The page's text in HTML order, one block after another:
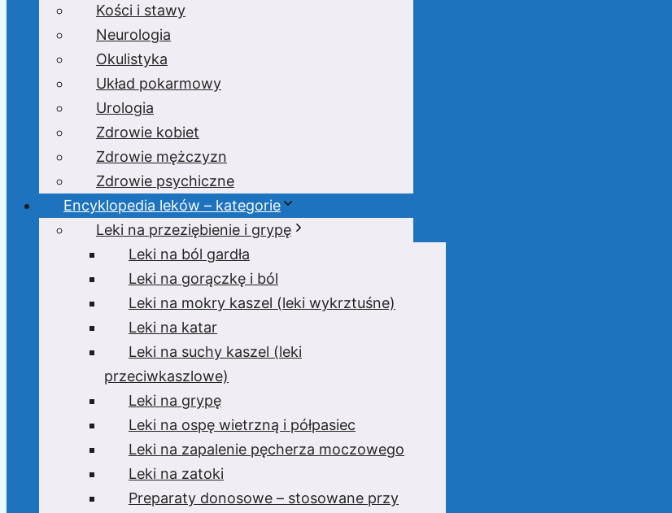
Kości i stawy
Neurologia
Okulistyka
Układ pokarmowy
Urologia
Zdrowie kobiet
Zdrowie mężczyzn
Zdrowie psychiczne
Encyklopedia leków – kategorie
Leki na przeziębienie i grypę
Leki na ból gardła
Leki na gorączkę i ból
Leki na mokry kaszel (leki wykrztuśne)
Leki na katar
Leki na suchy kaszel (leki
przeciwkaszlowe)
Leki na grypę
Leki na ospę wietrzną i półpasiec
Leki na zapalenie pęcherza moczowego
Leki na zatoki
Preparaty donosowe – stosowane przy